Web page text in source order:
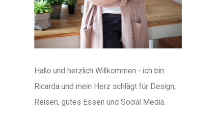
Hallo und herzlich Willkommen - ich bin
Ricarda und mein Herz schlägt für Design,
Reisen, gutes Essen und Social Media.